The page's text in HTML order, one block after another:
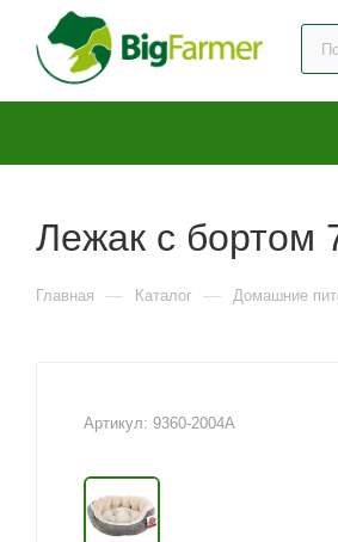
Лежак с бортом
Главная — Каталог — Домашние
Артикул: 9360-2004A